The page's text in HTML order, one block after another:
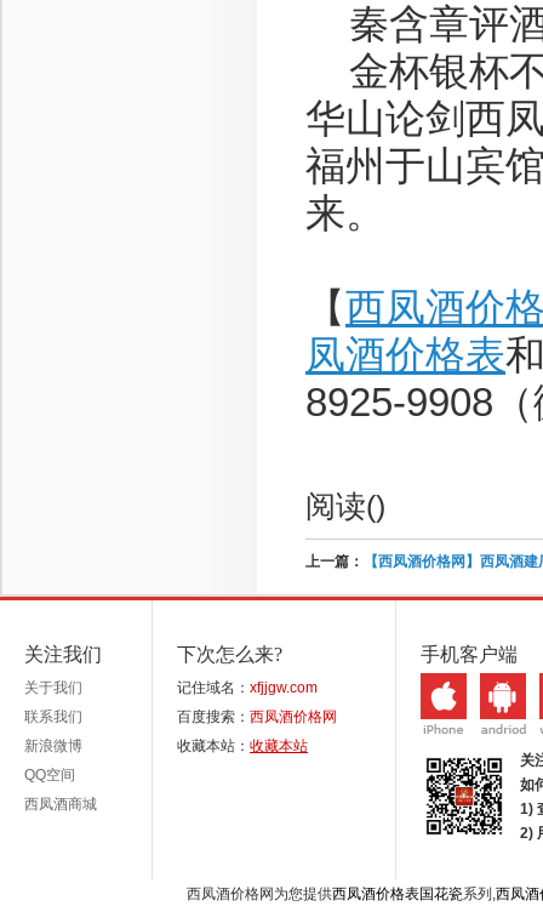
秦含章评
金杯银杯
华山论剑西
福州于山宾
来。
【西凤酒价
凤酒价格表
8925-9908
阅读()
上一篇： 【西凤酒价格网】西凤酒
关注我们
关于我们
联系我们
新浪微博
QQ空间
西凤酒商城
下次怎么来?
记住域名： xfjjgw.com
百度搜索： 西凤酒价格网
收藏本站： 收藏本站
手机客户端
关
如
1)
2)
西凤酒价格网为您提供西凤酒价格表国花瓷系列,西凤酒